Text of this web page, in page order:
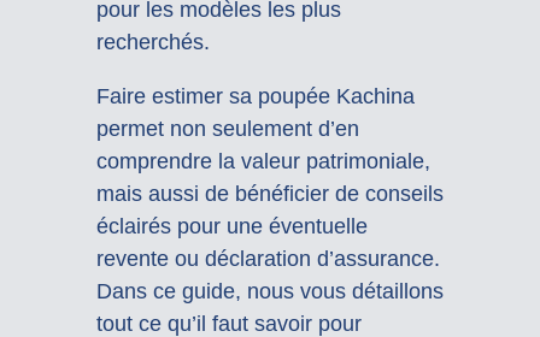
pour les modèles les plus
recherchés.
Faire estimer sa poupée Kachina
permet non seulement d’en
comprendre la valeur patrimoniale,
mais aussi de bénéficier de conseils
éclairés pour une éventuelle
revente ou déclaration d’assurance.
Dans ce guide, nous vous détaillons
tout ce qu’il faut savoir pour